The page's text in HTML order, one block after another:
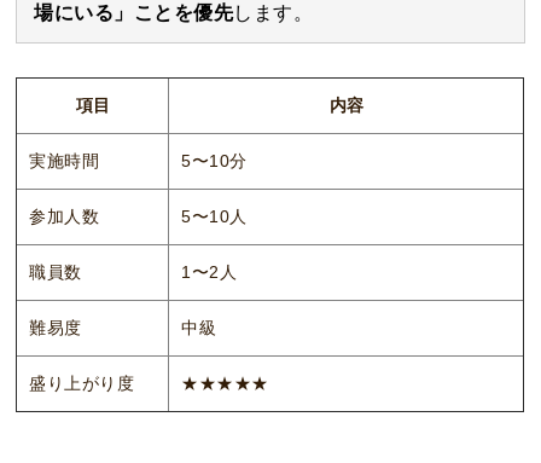
場にいる」ことを優先します。
項目 内容
実施時間 5〜10分
参加人数 5〜10人
職員数 1〜2人
難易度 中級
盛り上がり度 ★★★★★